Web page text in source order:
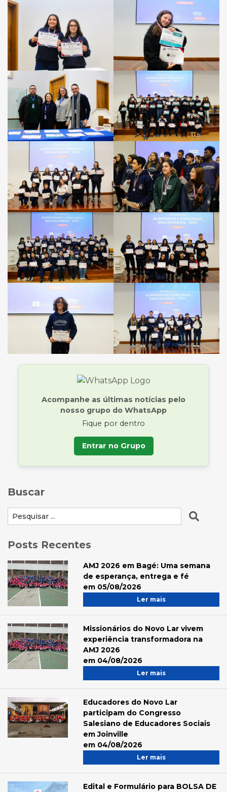
Acompanhe as últimas notícias pelo
nosso grupo do WhatsApp
Fique por dentro
Entrar no Grupo
Buscar
Posts Recentes
AMJ 2026 em Bagé: Uma semana
de esperança, entrega e fé
em 05/08/2026
Ler mais
Missionários do Novo Lar vivem
experiência transformadora na
AMJ 2026
em 04/08/2026
Ler mais
Educadores do Novo Lar
participam do Congresso
Salesiano de Educadores Sociais
em Joinville
em 04/08/2026
Ler mais
Edital e Formulário para BOLSA DE